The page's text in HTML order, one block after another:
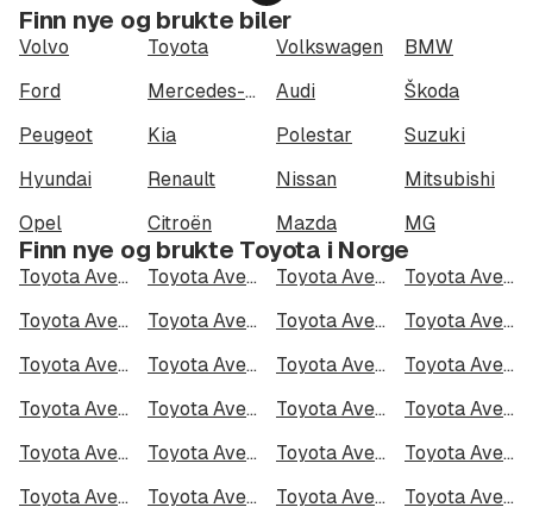
Finn nye og brukte biler
Volvo Toyota Volkswagen
BMW
Ford
Mercedes-Benz Audi
Škoda
Peugeot
Kia Polestar
Suzuki
Hyundai
Renault Nissan
Mitsubishi
Opel
Citroën Mazda MG
Finn nye og brukte Toyota i Norge
Toyota Avensis Sedan i Oslo Toyota Avensis Sedan i Bergen Toyota Avensis Sedan i Trondheim
Toyota Avensis Sedan i Stavanger
Toyota Avensis Sedan i Kristiansand
Toyota Avensis Sedan i Fredrikstad Toyota Avensis Sedan i Drammen
Toyota Avensis Sedan i Skien
Toyota Avensis Sedan i Tromsø
Toyota Avensis Sedan i Ålesund Toyota Avensis Sedan i Moss
Toyota Avensis Sedan i Porsgrunn
Toyota Avensis Sedan i Bodø
Toyota Avensis Sedan i Arendal Toyota Avensis Sedan i Hamar
Toyota Avensis Sedan i Larvik
Toyota Avensis Sedan i Halden
Toyota Avensis Sedan i Lillehammer Toyota Avensis Sedan i Molde
Toyota Avensis Sedan i Kongsberg
Toyota Avensis Sedan i Harstad
Toyota Avensis Sedan i Gjøvik Toyota Avensis Sedan i Sarpsborg
Toyota Avensis Sedan i Sandefjord